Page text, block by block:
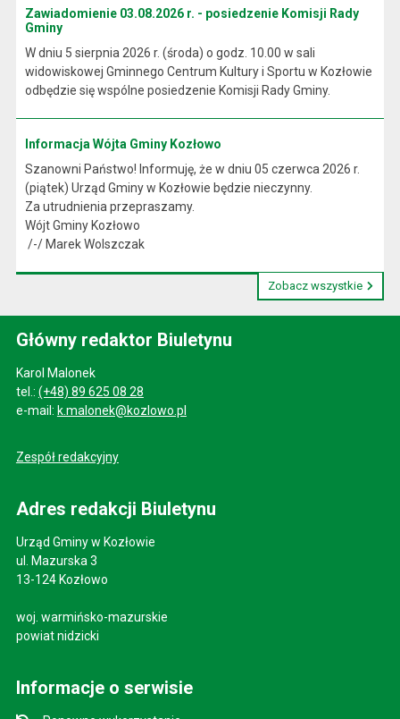
Zawiadomienie 03.08.2026 r. - posiedzenie Komisji Rady
Gminy
W dniu 5 sierpnia 2026 r. (środa) o godz. 10.00 w sali
widowiskowej Gminnego Centrum Kultury i Sportu w Kozłowie
odbędzie się wspólne posiedzenie Komisji Rady Gminy.
Informacja Wójta Gminy Kozłowo
Szanowni Państwo! Informuję, że w dniu 05 czerwca 2026 r.
(piątek) Urząd Gminy w Kozłowie będzie nieczynny.
Za utrudnienia przepraszamy.
Wójt Gminy Kozłowo
/-/ Marek Wolszczak
Zobacz wszystkie
Główny redaktor Biuletynu
Karol Malonek
tel.: (+48) 89 625 08 28
e-mail: k.malonek@kozlowo.pl
Zespół redakcyjny
Adres redakcji Biuletynu
Urząd Gminy w Kozłowie
ul. Mazurska 3
13-124 Kozłowo
woj. warmińsko-mazurskie
powiat nidzicki
Informacje o serwisie